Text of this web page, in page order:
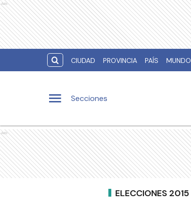
Ads
CIUDAD PROVINCIA PAÍS MUNDO
Secciones
Ads
ELECCIONES 2015